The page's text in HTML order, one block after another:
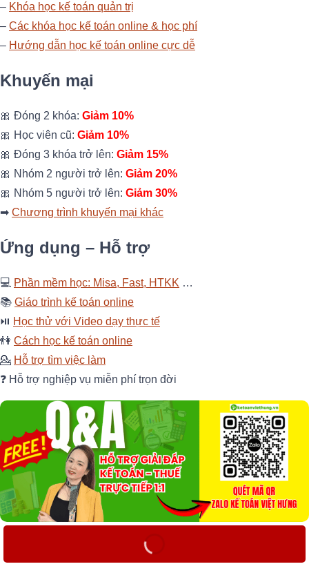
– Khóa học kế toán quản trị
– Các khóa học kế toán online & học phí
– Hướng dẫn học kế toán online cực dễ
Khuyến mại
🎀 Đóng 2 khóa: Giảm 10%
🎀 Học viên cũ: Giảm 10%
🎀 Đóng 3 khóa trở lên: Giảm 15%
🎀 Nhóm 2 người trở lên: Giảm 20%
🎀 Nhóm 5 người trở lên: Giảm 30%
➡ Chương trình khuyến mại khác
Ứng dụng – Hỗ trợ
💻 Phần mềm học: Misa, Fast, HTKK …
📚 Giáo trình kế toán online
⏯ Học thử với Video dạy thực tế
👫 Cách học kế toán online
💁 Hỗ trợ tìm việc làm
❓ Hỗ trợ nghiệp vụ miễn phí trọn đời